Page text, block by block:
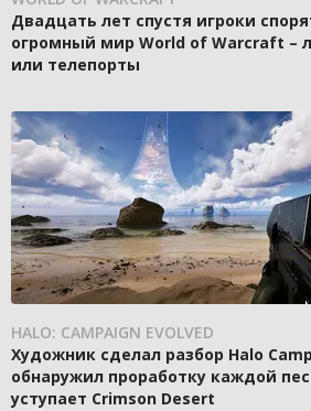
Двадцать лет спустя игроки
огромный мир World of Warcraft –
или телепорты
HALO: CAMPAIGN EVOLVED
Художник сделал разбор Halo
обнаружил проработку каждой
уступает Crimson Desert